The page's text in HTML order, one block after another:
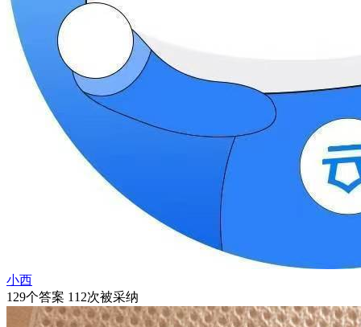
小西
129个答案 112次被采纳